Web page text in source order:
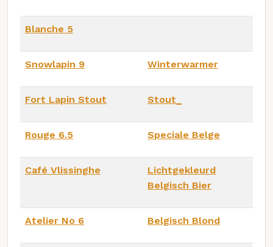
Blanche 5
Snowlapin 9 Winterwarmer
Fort Lapin Stout Stout_
Rouge 6.5 Speciale Belge
Café Vlissinghe
Lichtgekleurd
Belgisch Bier
Atelier No 6 Belgisch Blond